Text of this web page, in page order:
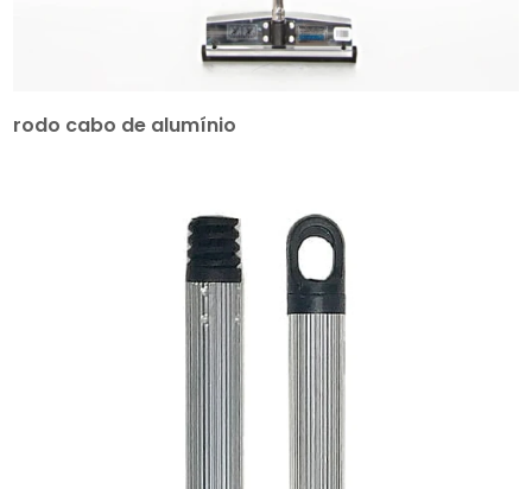
rodo cabo de alumínio